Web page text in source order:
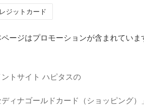
ジットカード
ージはプロモーションが含まれていま
ントサイト ハピタスの
ディナゴールドカード（ショッピング）